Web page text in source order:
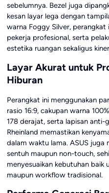
sebelumnya. Bezel juga
kesan layar lega dengan
warna Foggy Silver, perangkat
pekerja profesional, serta
estetika ruangan sekaligus
Layar Akurat untuk
Hiburan
Perangkat ini menggunakan
rasio 16:9, cakupan warna
178 derajat, serta lapisan anti-
Rheinland memastikan
dalam waktu lama. ASUS juga
sentuh maupun non-touch,
menyesuaikan kebutuhan baik
maupun workflow tradisional.